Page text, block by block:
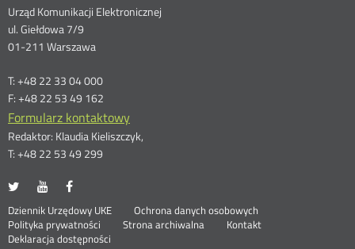
Dane
kontaktowe
Urząd Komunikacji Elektronicznej
ul. Giełdowa 7/9
01-211 Warszawa
T: +48 22 33 04 000
F: +48 22 53 49 162
Formularz kontaktowy
Redaktor: Klaudia Kieliszczyk,
T: +48 22 53 49 299
UKE
portalu
Twitter
Otwórz
nowym
oknie
UKE
portalu
Youtube
Otwórz
nowym
oknie
portalu
Facebook
nowym
oknie
Stopka
Dziennik Urzędowy UKE Otwórz
Ochrona danych osobowych
Polityka prywatności
Otwórz
w
Strona archiwalna
Kontakt
Deklaracja dostępności